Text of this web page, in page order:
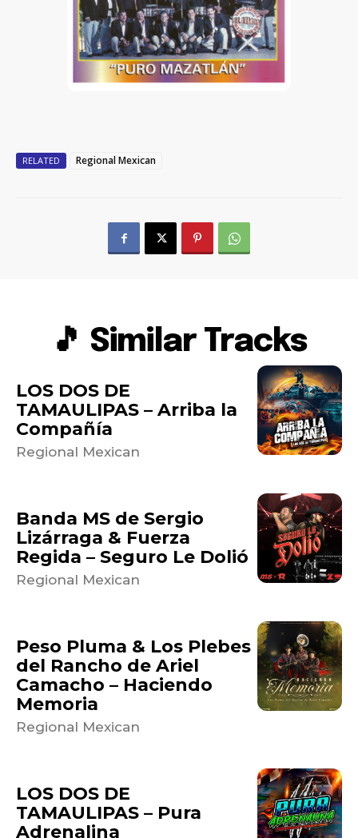
RELATED Regional Mexican
🎵 Similar Tracks
LOS DOS DE
TAMAULIPAS – Arriba la
Compañía
Regional Mexican
Banda MS de Sergio
Lizárraga & Fuerza
Regida – Seguro Le Dolió
Regional Mexican
Peso Pluma & Los Plebes
del Rancho de Ariel
Camacho – Haciendo
Memoria
Regional Mexican
LOS DOS DE
TAMAULIPAS – Pura
Adrenalina